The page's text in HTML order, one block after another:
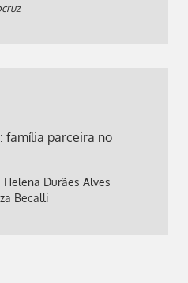
família parceira no
Durães Alves
Becalli